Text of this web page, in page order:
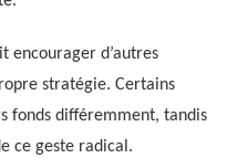
encourager d’autres
stratégie. Certains
fonds différemment, tandis
ce geste radical.